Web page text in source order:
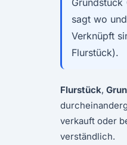
Grundstück
sagt wo
Verknüpft
Flurstück).
Flurstück,
verkauft oder
verständlich.